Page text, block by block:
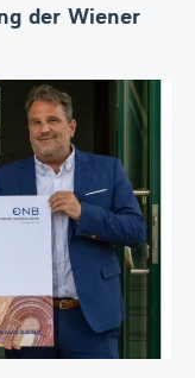
der Wiener